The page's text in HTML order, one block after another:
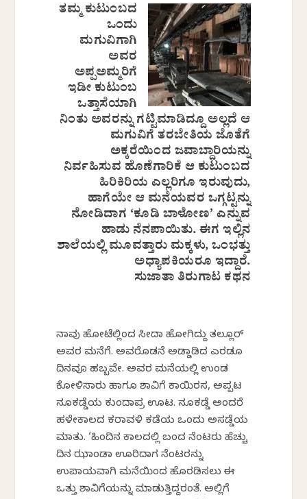
ತಮ್ಮ ಕುಟುಂಬದ
ಒಂದು
ಮಗುವಿಗಾಗಿ
ಅವರ
ಅಪ್ಪಅಮ್ಮರಿಗೆ
ಇಡೀ ಕುಟುಂಬ
ಒತ್ತಾಸೆಯಾಗಿ
ನಿಂತು ಅವರನ್ನು ಗಟ್ಟಿಮಾಡಿದ್ದೂ ಅಲ್ಲದೆ ಆ
ಮಗುವಿಗೆ ತರಬೇತಿಯ ಜೊತೆಗೆ
ಅಕ್ಕರೆಯಿಂದ ಜವಾಬ್ದಾರಿಯನ್ನು
ನಿರ್ವಹಿಸುವ ಹೊಣೆಗಾರಿಕೆ ಆ ಕುಟುಂಬದ
ಹಿರಿಕಿರಿಯ ಎಲ್ಲರಿಗೂ ಇರುವುದು,
ಹಾಗೆಯೇ ಆ ಮನೆಯವರ ಒಗ್ಗಟ್ಟನ್ನು
ನೋಡಿದಾಗ ‘ಕೂಡಿ ಬಾಳೋಣ’ ಎನ್ನುವ
ಹಾಡು ನೆನಪಾಯಿತು. ಈಗ ಇಲ್ಲಿನ
ಶಾಲೆಯಲ್ಲಿ ಮೂವತ್ತಾರು ಮಕ್ಕಳು, ಒಂಭತ್ತು
ಅಧ್ಯಾಪಕಿಯರೂ ಇದ್ದಾರೆ.
ಸುಜಾತಾ ತಿರುಗಾಟ ಕಥನ
ನಾವು ಹೋಟೆಲ್ಲಿಂದ ಸೀದಾ ಹೋಗಿದ್ದು ತಲ್ಲೂರ್
ಅವರ ಮನೆಗೆ. ಅವರೊಡನೆ ಅಡ್ಡಾಡಿದ ಎರಡೂ
ದಿನವೂ ಹಬ್ಬವೇ. ಅವರ ಮನೆಯಲ್ಲಿ ಉಂಡ
ಕೋಳಿಸಾರು ಹಾಗೂ ಶಾವಿಗೆ ಕಾಯಿರಸ, ಅಪ್ಪಟ
ನೂಕಡ್ಡೆಯ ಕುಂದಾಪ್ರ ಊಟ. ನೂಕಡ್ಡೆ ಅಂದರೆ
ಹಳೇಕಾಲದ ಕರಾವಳಿ ಕಡೆಯ ಒಂದು ಅಸಡ್ಡೆಯ
ಮಾತು. ‘ಹಿಂದಿನ ಕಾಲದಲ್ಲಿ ಬಂದ ನೆಂಟರು ಹೆಚ್ಚು
ದಿನ ಝಾಂಡಾ ಊರಿದಾಗ ನೆಂಟರನ್ನು
ಉಪಾಯವಾಗಿ ಮನೆಯಿಂದ ಹೊರಡಿಸಲು ಈ
ಒತ್ತು ಶಾವಿಗೆಯನ್ನು ಮಾಡುತ್ತಿದ್ದರಂತೆ. ಅಲ್ಲಿಗೆ